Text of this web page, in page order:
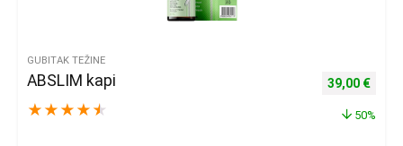
GUBITAK TEŽINE
ABSLIM kapi
★ ★ ★ ★ ★
Izvorna
39,00 €
50%